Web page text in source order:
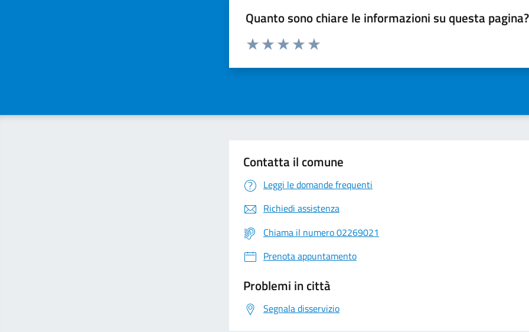
Quanto sono chiare le informazioni su questa pagina?
Valuta da 1 a 5 stelle la pagina
Contatta il comune
Leggi le domande frequenti
Richiedi assistenza
Chiama il numero 02269021
Prenota appuntamento
Problemi in città
Segnala disservizio